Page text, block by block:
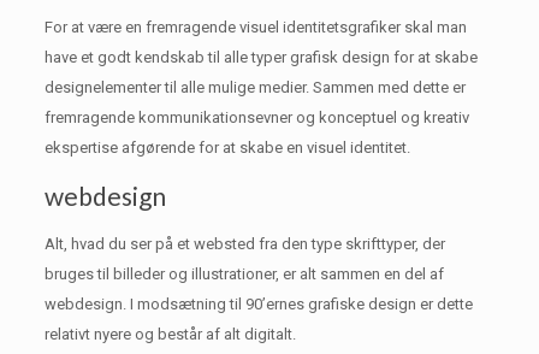
For at være en fremragende visuel identitetsgrafiker skal man
have et godt kendskab til alle typer grafisk design for at skabe
designelementer til alle mulige medier. Sammen med dette er
fremragende kommunikationsevner og konceptuel og kreativ
ekspertise afgørende for at skabe en visuel identitet.
webdesign
Alt, hvad du ser på et websted fra den type skrifttyper, der
bruges til billeder og illustrationer, er alt sammen en del af
webdesign. I modsætning til 90’ernes grafiske design er dette
relativt nyere og består af alt digitalt.